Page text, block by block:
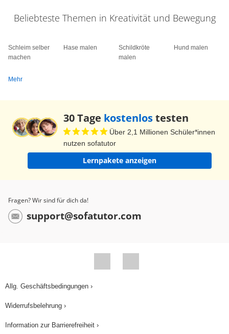
Beliebteste Themen in Kreativität und Bewegung
Schleim selber
machen
Hase malen
Schildkröte
malen
Hund malen
Mehr
30 Tage kostenlostesten
Über 2,1 Millionen Schüler*innen
nutzen sofatutor
Lernpakete anzeigen
Fragen? Wir sind für dich da!
support@sofatutor.com
Allg. Geschäftsbedingungen ›
Widerrufsbelehrung ›
Information zur Barrierefreiheit ›